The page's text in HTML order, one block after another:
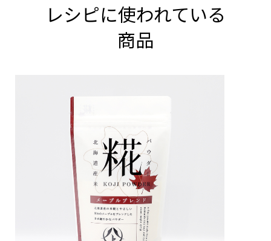
レシピに使われている
商品